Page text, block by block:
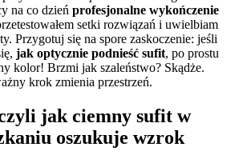
na co dzień profesjonalne wykończenie
setki rozwiązań i uwielbiam
Przygotuj się na spore zaskoczenie: jeśli
jak optycznie podnieść sufit, po prostu
kolor! Brzmi jak szaleństwo? Skądże.
krok zmienia przestrzeń.
jak ciemny sufit w
oszukuje wzrok